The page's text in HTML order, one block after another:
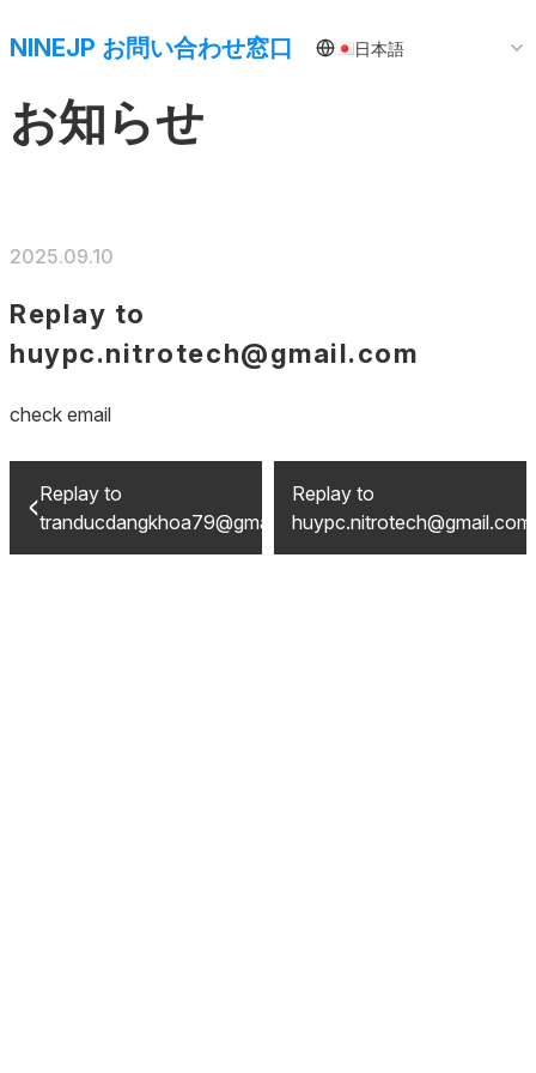
NINEJP お問い合わせ窓口 日本語
お知らせ
2025.09.10
Replay to
huypc.nitrotech@gmail.com
check email
Replay to
tranducdangkhoa79@gmail.com
Replay to
huypc.nitrotech@gmail.com